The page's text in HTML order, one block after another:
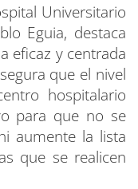
Universitario
Eguia, destaca
eficaz y centrada
que el nivel
hospitalario
para que no se
aumente la lista
que se realicen